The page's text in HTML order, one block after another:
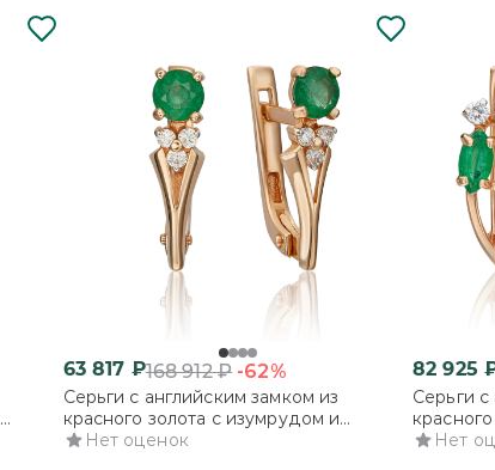
63 817 ₽168 912₽ -62%
Серьги с английским замком из
красного золота с изумрудом и
бриллиантами
Нет оценок
82 925
Серьги с
Нет